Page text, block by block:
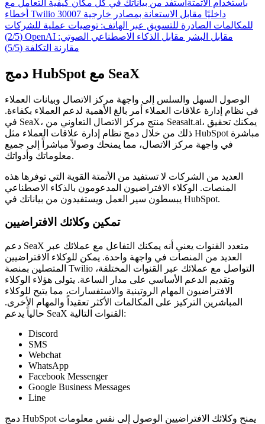
باستخدام الأتمتة استفد من بياناتك في كل مكان كيفية التعامل مع
أخطاء Twilio 30007 داخليًا مقابل الاستعانة بمصادر خارجية
للمكالمات الصادرة للتسويق عبر الهاتف: توصيات عملية للشركات
OpenAI مقابل البشر مقابل الذكاء الاصطناعي الصوتي:
مقارنة التكلفة (5/5)
دمج HubSpot مع SeaX
الوصول السهل والسلس إلى واجهة مركز الاتصال وبيانات العملاء
في نظام إدارة علاقات العملاء أمر بالغ الأهمية لدعم العملاء بكفاءة.
في SeaX، منتج مركز الاتصال التعاوني من Seasalt.ai، يمكنك تحقيق
ذلك من خلال دمج نظام إدارة علاقات العملاء مثل HubSpot مباشرة
في واجهة مركز الاتصال، مما يمنحك وصولاً مباشراً إلى جميع
معلوماتك وأدواتك.
العديد من الشركات لا تستفيد من الأتمتة القوية التي توفرها هذه
المنصات. الوكلاء الافتراضيون المدعومون بالذكاء الاصطناعي
يبسطون سير العمل ويستفيدون من بياناتك في HubSpot.
تمكين وكلائك الافتراضيين
دعم SeaX متعدد القنوات يعني أنه يمكنك التفاعل مع عملائك عبر
العديد من المنصات في واجهة واحدة. يمكن للوكلاء الافتراضيين
المتصلين بمنصة Twilio التواصل مع عملائك عبر القنوات المختلفة،
وتقديم الدعم الأساسي على مدار الساعة. يتولى هؤلاء الوكلاء
الافتراضيون المهام الروتينية والاستفسارات، مما يتيح للوكلاء
المباشرين التركيز على المكالمات الأكثر تعقيداً والمهام الأخرى.
حالياً يدعم SeaX القنوات التالية:
Discord
SMS
Webchat
WhatsApp
Facebook Messenger
Google Business Messages
Line
دمج HubSpot يمنح وكلائك الافتراضيين الوصول إلى نفس معلومات